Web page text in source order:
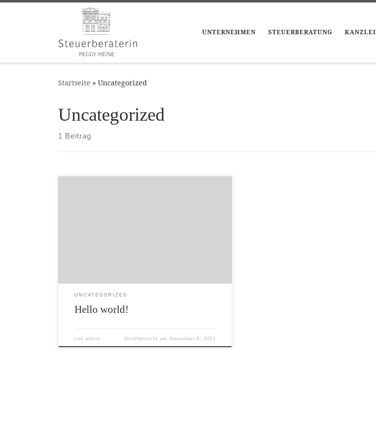
Zum Inhalt springen
UNTERNEHMEN STEUERBERATUNG KANZLEI
Startseite » Uncategorized
Uncategorized
1 Beitrag
UNCATEGORIZED
Hello world!
vonadmin Veröffentlicht am November 8, 2022